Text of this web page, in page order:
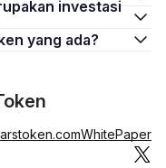
yang ada?
WhitePaper